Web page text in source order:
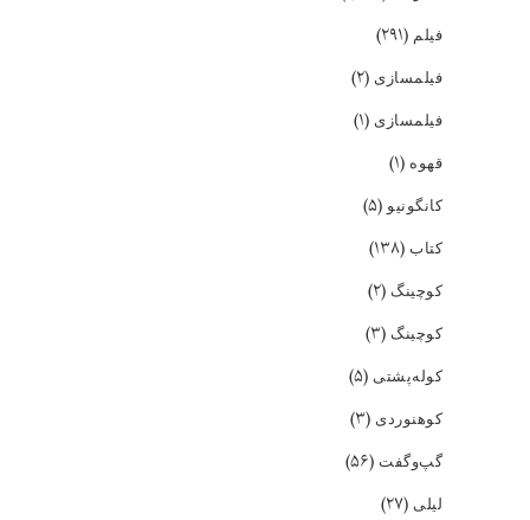
فیلم (۲۹۱)
فیلمسازی (۲)
فیلمسازی (۱)
قهوه (۱)
کانگونیو(۵)
کتاب (۱۳۸)
کوچینگ (۲)
کوچینگ (۳)
کوله‌پشتی (۵)
کوهنوردی (۳)
گپ‌و‌گفت (۵۶)
لیلی (۲۷)